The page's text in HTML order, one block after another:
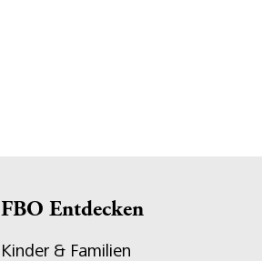
FBO Entdecken
Kinder & Familien